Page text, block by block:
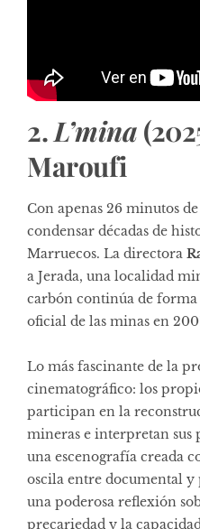
2. L’mina
Maroufi
Con apenas 26 minutos
condensar décadas de
Marruecos. La directora
a Jerada, una localidad
carbón continúa de
oficial de las minas en
Lo más fascinante de la
cinematográfico: los
participan en la
mineras e interpretan sus
una escenografía creada
oscila entre documental
una poderosa reflexión
precariedad y la